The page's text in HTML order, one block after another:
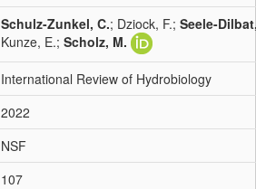
Schulz-Zunkel, C.; Dziock, F.; Seele-
Kunze, E.; Scholz, M.
International Review of Hydrobiology
2022
NSF
107